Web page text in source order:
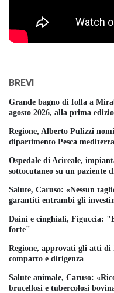
BREVI
Grande bagno di folla a
agosto 2026, alla prima
Regione, Alberto Pulizzi
dipartimento Pesca
Ospedale di Acireale,
sottocutaneo su un paziente
Salute, Caruso: «Nessun
garantiti entrambi gli
Daini e cinghiali, Figuccia:
forte"
Regione, approvati gli atti di
comparto e dirigenza
Salute animale, Caruso:
brucellosi e tubercolosi